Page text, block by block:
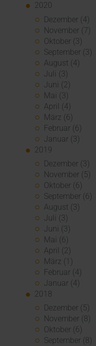
2020
Dezember (4)
November (7)
Oktober (3)
September (3)
August (4)
Juli (3)
Juni (2)
Mai (3)
April (4)
März (6)
Februar (6)
Januar (3)
2019
Dezember (3)
November (5)
Oktober (6)
September (6)
August (3)
Juli (3)
Juni (3)
Mai (6)
April (2)
März (1)
Februar (4)
Januar (4)
2018
Dezember (5)
November (8)
Oktober (6)
September (8)